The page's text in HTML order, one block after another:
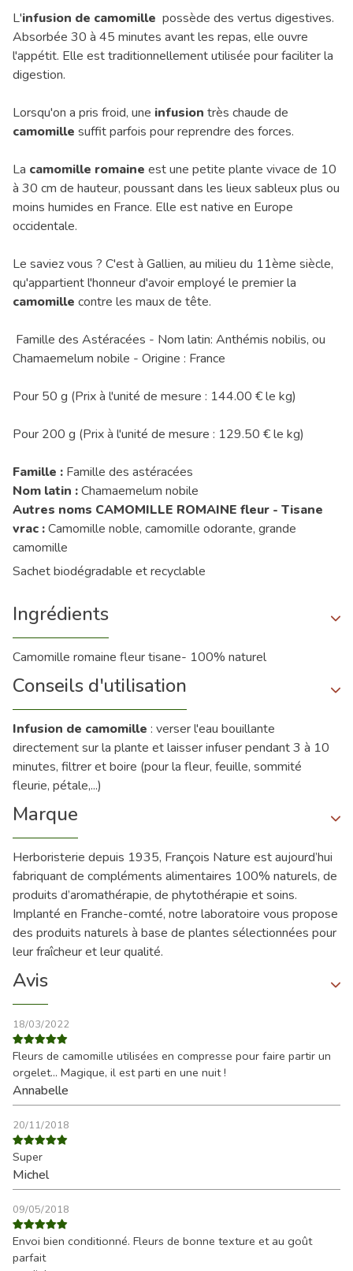
L'infusion de camomille possède des vertus digestives.
Absorbée 30 à 45 minutes avant les repas, elle ouvre
l'appétit. Elle est traditionnellement utilisée pour faciliter la
digestion.
Lorsqu'on a pris froid, une infusion très chaude de
camomille suffit parfois pour reprendre des forces.
La camomille romaine est une petite plante vivace de 10
à 30 cm de hauteur, poussant dans les lieux sableux plus ou
moins humides en France. Elle est native en Europe
occidentale.
Le saviez vous ? C'est à Gallien, au milieu du 11ème siècle,
qu'appartient l'honneur d'avoir employé le premier la
camomille contre les maux de tête.
Famille des Astéracées - Nom latin: Anthémis nobilis, ou
Chamaemelum nobile - Origine : France
Pour 50 g (Prix à l'unité de mesure : 144.00 € le kg)
Pour 200 g (Prix à l'unité de mesure : 129.50 € le kg)
Famille : Famille des astéracées
Nom latin :Chamaemelum nobile
Autres noms CAMOMILLE ROMAINE fleur - Tisane
vrac :Camomille noble, camomille odorante, grande
camomille
Sachet biodégradable et recyclable
Ingrédients
Camomille romaine fleur tisane- 100% naturel
Conseils d'utilisation
Infusion de camomille : verser l'eau bouillante
directement sur la plante et laisser infuser pendant 3 à 10
minutes, filtrer et boire (pour la fleur, feuille, sommité
fleurie, pétale,...)
Marque
Herboristerie depuis 1935, François Nature est aujourd’hui
fabriquant de compléments alimentaires 100% naturels, de
produits d’aromathérapie, de phytothérapie et soins.
Implanté en Franche-comté, notre laboratoire vous propose
des produits naturels à base de plantes sélectionnées pour
leur fraîcheur et leur qualité.
Avis
18/03/2022
Fleurs de camomille utilisées en compresse pour faire partir un
orgelet... Magique, il est parti en une nuit !
Annabelle
20/11/2018
Super
Michel
09/05/2018
Envoi bien conditionné. Fleurs de bonne texture et au goût
parfait